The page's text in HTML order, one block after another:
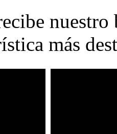
nuestro
más